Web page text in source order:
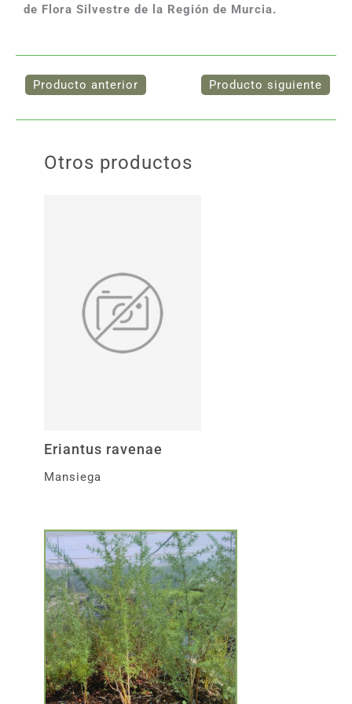
de Flora Silvestre de la Región de Murcia.
Otros productos
Eriantus ravenae
Mansiega